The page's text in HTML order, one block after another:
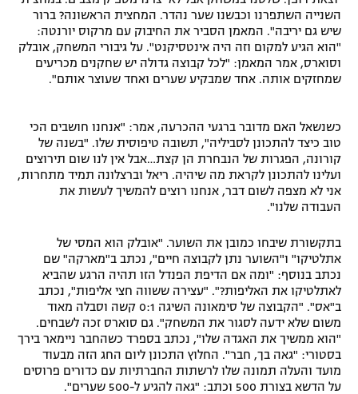
השנייה השתפרנו וכבשנו שער נהדר. המחצית הראשונה? ברור
שיש גם יריבה". המאמן הסביר את החיבוק עם מרקוס יורנטה:
"הוא הגיע למקום וזה היה אינטסיקנט". על גיבורי המשחק, אובלק
וסוארס, אמר המאמן: "לכל קבוצה גדולה יש שחקנים מכריעים
שמחזקים אותה. אחד שמבקיע שערים ואחד שעוצר אותם".
כשנשאל האם מדובר ברגעי ההכרעה, אמר: "אנחנו חושבים הכי
טוב כיצד להתכונן לסביליה", תשובה טיפוסית שלו. "בשנה של
קורונה, הפגרות של הנבחרת הן קצת…אבל אין לנו שום תירוצים
ועלינו להתכונן לקראת מה שיהיה. ריאל וברצלונה תמיד מתחרות,
אני לא מצפה לשום דבר, אנחנו רוצים להמשיך לעשות את
העבודה שלנו".
בתקשורת שיבחו כמובן את השוער. "אובלק הוא המסי של
אתלטיקו" ו"השוער נתן לקבוצה חיים", נכתב ב"מארקה" שם
נכתב בנוסף: "ומה אם הדיפת הפנדל הזו תהיה הרגע שהביא
לאתלטיקו את האליפות?". "עצירה ששווה חצי אליפות", נכתב
ב"אס". "הקבוצה של סימאונה השיגה 0:1 קשה וסבלה מאוד
משום שלא ידעה לסגור את המשחק". גם סוארס זכה לשבחים.
"הוא ממשיך את האגדה שלו", נכתב בספרד כשהחבר ניימאר בירך
בסטורי: "גאה בך, חבר". החלוץ התכונן ליום החג הזה מבעוד
מועד והעלה תמונה שלו לרשתות החברתיות עם כדורים פרוסים
על הדשא בצורת 500 וכתב: "גאה להגיע ל-500 שערים".